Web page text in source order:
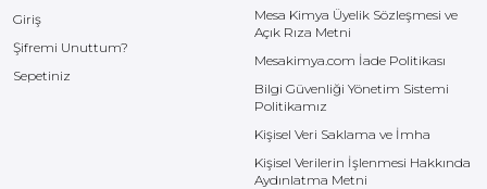
Giriş
Şifremi Unuttum?
Sepetiniz
Mesa Kimya Üyelik Sözleşmesi ve
Açık Rıza Metni
Mesakimya.com İade Politikası
Bilgi Güvenliği Yönetim Sistemi
Politikamız
Kişisel Veri Saklama ve İmha
Kişisel Verilerin İşlenmesi Hakkında
Aydınlatma Metni